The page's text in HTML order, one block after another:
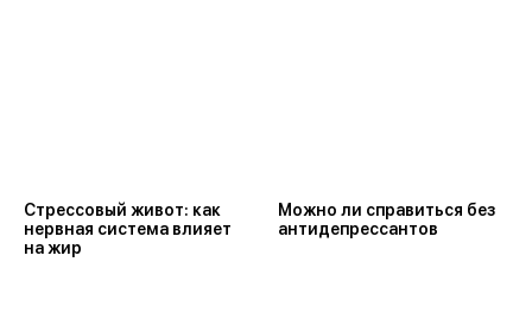
Стрессовый живот: как
нервная система влияет
на жир
Можно ли справиться без
антидепрессантов